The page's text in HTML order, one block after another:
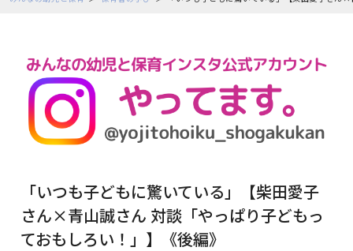
「いつも子どもに驚いている」【柴田愛子
さん×青山誠さん 対談「やっぱり子どもっ
ておもしろい！」】《後編》